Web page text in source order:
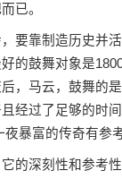
已。
靠制造历史并活
的鼓舞对象是
，马云，鼓舞的是
经过了足够的时
暴富的传奇有参
深刻性和参考性